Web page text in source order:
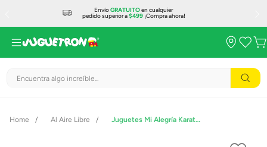
EnvíoGRATUITOen cualquier
pedido superior a$499¡Compra ahora!
Encuentra algo increíble...
Al Aire Libre Juguetes Mi Alegría Karate Box